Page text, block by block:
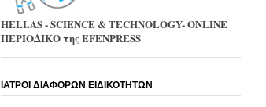
HELLAS - SCIENCE & TECHNOLOGY- ONLINE
ΠΕΡΙΟΔΙΚΟ της EFENPRESS
ΙΑΤΡΟΙ ΔΙΑΦΟΡΩΝ ΕΙΔΙΚΟΤΗΤΩΝ